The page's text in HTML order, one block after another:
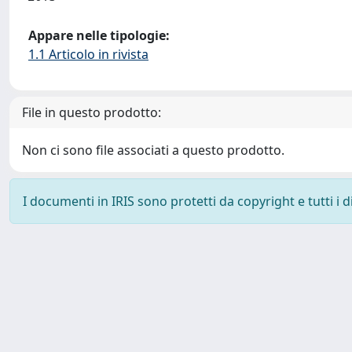
Appare nelle tipologie:
1.1 Articolo in rivista
File in questo prodotto:
Non ci sono file associati a questo prodotto.
I documenti in IRIS sono protetti da copyright e tutti i